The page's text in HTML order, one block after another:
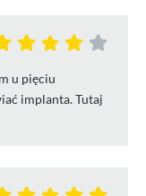
u pięciu
implanta. Tutaj